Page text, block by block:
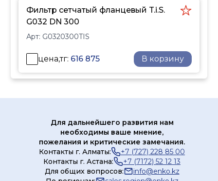
Фильтр сетчатый фланцевый T.i.S.
G032 DN 300
Арт: G0320300TIS
цена,тг: 616 875 В корзину
Для дальнейшего развития нам
необходимы ваше мнение,
пожелания и критические замечания.
Контакты г. Алматы:
+7 (727) 228 85 00
Контакты г. Астана:
+7 (7172) 52 12 13
Для общих вопросов:
info@enko.kz